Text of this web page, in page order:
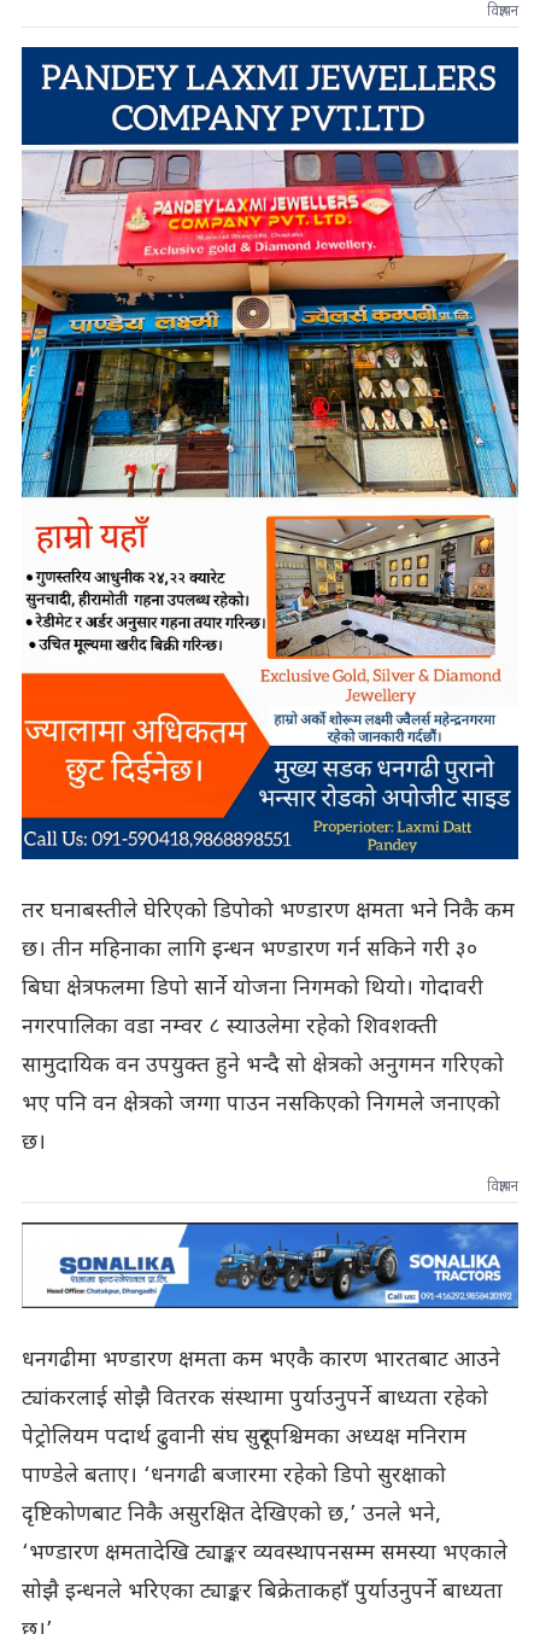
विज्ञापन
तर घनाबस्तीले घेरिएको डिपोको भण्डारण क्षमता भने निकै कम
छ। तीन महिनाका लागि इन्धन भण्डारण गर्न सकिने गरी ३०
बिघा क्षेत्रफलमा डिपो सार्ने योजना निगमको थियो। गोदावरी
नगरपालिका वडा नम्वर ८ स्याउलेमा रहेको शिवशक्ती
सामुदायिक वन उपयुक्त हुने भन्दै सो क्षेत्रको अनुगमन गरिएको
भए पनि वन क्षेत्रको जग्गा पाउन नसकिएको निगमले जनाएको
छ।
विज्ञापन
धनगढीमा भण्डारण क्षमता कम भएकै कारण भारतबाट आउने
ट्यांकरलाई सोझै वितरक संस्थामा पुर्याउनुपर्ने बाध्यता रहेको
पेट्रोलियम पदार्थ ढुवानी संघ सुदूरपश्चिमका अध्यक्ष मनिराम
पाण्डेले बताए। ‘धनगढी बजारमा रहेको डिपो सुरक्षाको
दृष्टिकोणबाट निकै असुरक्षित देखिएको छ,’ उनले भने,
‘भण्डारण क्षमतादेखि ट्याङ्कर व्यवस्थापनसम्म समस्या भएकाले
सोझै इन्धनले भरिएका ट्याङ्कर बिक्रेताकहाँ पुर्याउनुपर्ने बाध्यता